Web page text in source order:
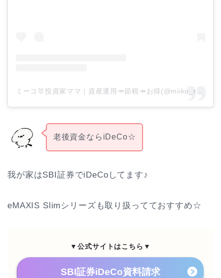
老後資金ならiDeCo☆
我が家はSBI証券でiDeCoしてます♪
eMAXIS Slimシリーズも取り扱ってておすすめ☆
▼公式サイトはこちら▼
SBI証券iDeCo資料請求